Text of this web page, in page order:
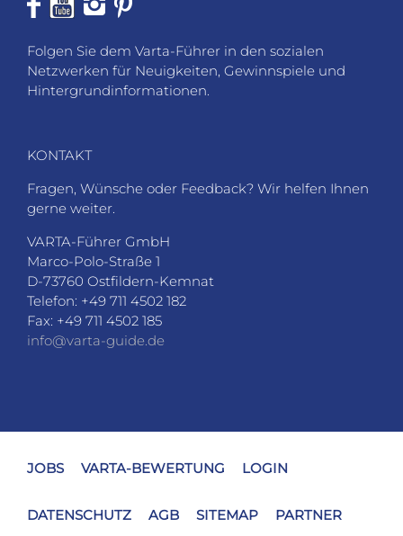
Folgen Sie dem Varta-Führer in den sozialen
Netzwerken für Neuigkeiten, Gewinnspiele und
Hintergrundinformationen.
KONTAKT
Fragen, Wünsche oder Feedback? Wir helfen Ihnen
gerne weiter.
VARTA-Führer GmbH
Marco-Polo-Straße 1
D-73760 Ostfildern-Kemnat
Telefon: +49 711 4502 182
Fax: +49 711 4502 185
info@varta-guide.de
JOBS VARTA-BEWERTUNG LOGIN
DATENSCHUTZ AGB SITEMAP PARTNER